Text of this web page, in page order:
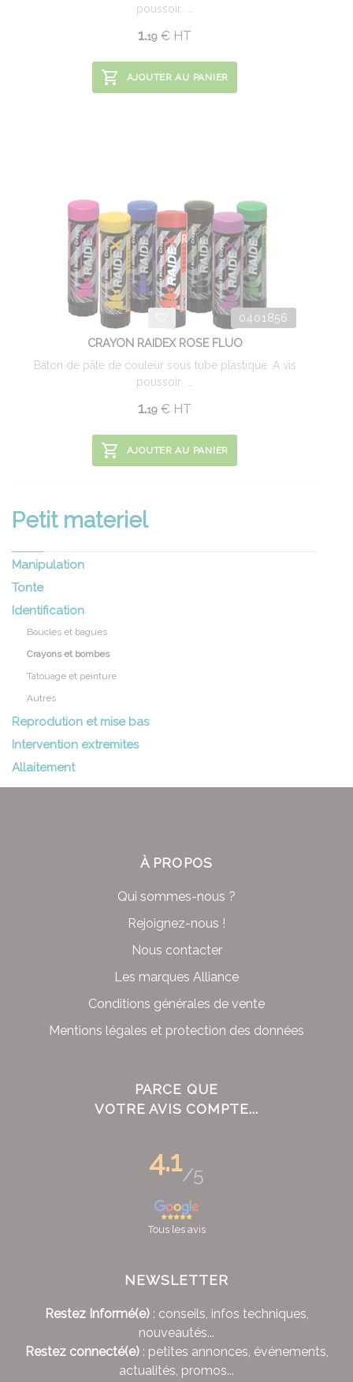
poussoir. ...
1.19 € HT
AJOUTER AU PANIER
0401856
CRAYON RAIDEX ROSE FLUO
Bâton de pâte de couleur sous tube plastique. A vis
poussoir. ...
1.19 € HT
AJOUTER AU PANIER
Petit materiel
Manipulation
Tonte
Identification
Boucles et bagues
Crayons et bombes
Tatouage et peinture
Autres
Reprodution et mise bas
Intervention extremites
Allaitement
À PROPOS
Qui sommes-nous ?
Rejoignez-nous !
Nous contacter
Les marques Alliance
Conditions générales de vente
Mentions légales et protection des données
PARCE QUE
VOTRE AVIS COMPTE...
4.1/5
Tous les avis
NEWSLETTER
Restez Informé(e): conseils, infos techniques,
nouveautés...
Restez connecté(e): petites annonces, événements,
actualités, promos...